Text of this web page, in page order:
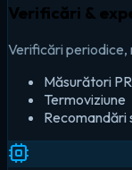
Verificări &
Verificări
Măsurători
Termoviziune
Recomandări